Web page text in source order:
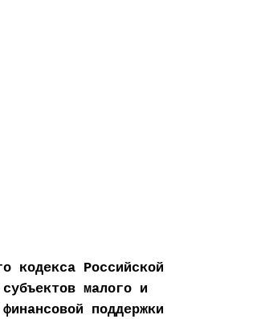
кодекса Российской
малого и
поддержки